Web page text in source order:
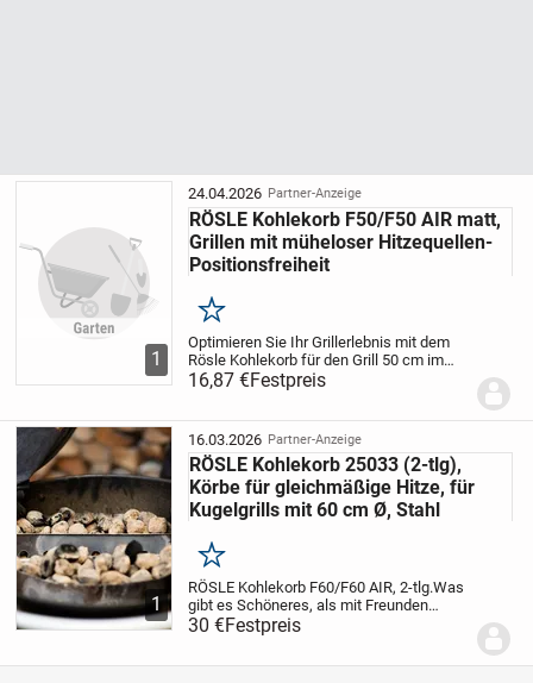
1
24.04.2026 Partner-Anzeige
RÖSLE Kohlekorb F50/F50 AIR matt,
Grillen mit müheloser Hitzequellen-
Positionsfreiheit
Merken
Optimieren Sie Ihr Grillerlebnis mit dem
Rösle Kohlekorb für den Grill 50 cm im
praktischen 2er Set! Gefertigt aus
hochwertigem, beschichtetem Stahl,
Langlebigkeit und...
16,87 €Festpreis
1
16.03.2026 Partner-Anzeige
RÖSLE Kohlekorb 25033 (2-tlg),
Körbe für gleichmäßige Hitze, für
Kugelgrills mit 60 cm Ø, Stahl
Merken
RÖSLE Kohlekorb F60/F60 AIR, 2-tlg.Was
gibt es Schöneres, als mit Freunden
draußen zu grillen? Jede Menge Zubehör
macht die RÖSLE Grills zu vielseitigen
30 €Festpreis